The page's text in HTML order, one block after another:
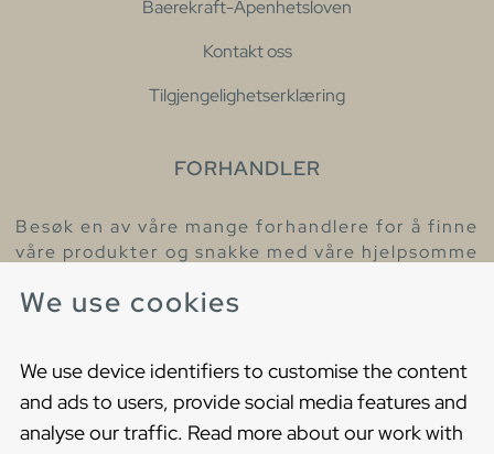
We use cookies
We use device identifiers to customise the content
and ads to users, provide social media features and
analyse our traffic. Read more about our work with
Baerekraft-Åpenhetsloven
Kontakt oss
Tilgjengelighetserklæring
FORHANDLER
Besøk en av våre mange forhandlere for å finne
våre produkter og snakke med våre hjelpsomme